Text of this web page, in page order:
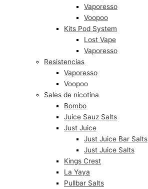
Vaporesso
Voopoo
Kits Pod System
Lost Vape
Vaporesso
Resistencias
Vaporesso
Voopoo
Sales de nicotina
Bombo
Juice Sauz Salts
Just Juice
Just Juice Bar Salts
Just Juice Salts
Kings Crest
La Yaya
Pullbar Salts